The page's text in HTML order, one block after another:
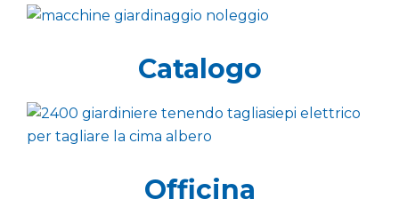
Catalogo
Officina